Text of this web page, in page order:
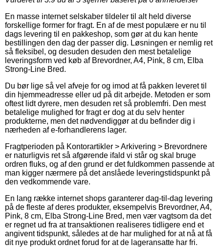
En masse internet selskaber tildeler til alt held diverse
forskellige former for fragt. En af de mest populære er nu til
dags levering til en pakkeshop, som gør at du kan hente
bestillingen den dag der passer dig. Løsningen er nemlig ret
så fleksibel, og desuden desuden den mest betalelige
leveringsform ved køb af Brevordner, A4, Pink, 8 cm, Elba
Strong-Line Bred.
Du bør lige så vel afveje for og imod at få pakken leveret til
din hjemmeadresse eller ud på dit arbejde. Metoden er som
oftest lidt dyrere, men desuden ret så problemfri. Den mest
betalelige mulighed for fragt er dog at du selv henter
produkterne, men det nødvendiggør at du befinder dig i
nærheden af e-forhandlerens lager.
Fragtperioden på Kontorartikler > Arkivering > Brevordnere
er naturligvis ret så afgørende ifald vi står og skal bruge
ordren fluks, og af den grund er det fuldkommen passende at
man kigger nærmere på det anslåede leveringstidspunkt på
den vedkommende vare.
En lang række internet shops garanterer dag-til-dag levering
på de fleste af deres produkter, eksempelvis Brevordner, A4,
Pink, 8 cm, Elba Strong-Line Bred, men vær vagtsom da det
er regnet ud fra at transaktionen realiseres tidligere end et
angivent tidspunkt, således at de har mulighed for at nå at få
dit nye produkt ordnet forud for at de lageransatte har fri.